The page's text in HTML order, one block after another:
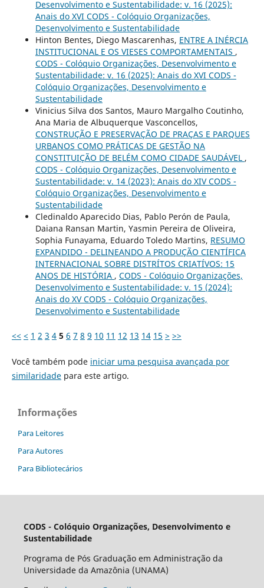
Desenvolvimento e Sustentabilidade: v. 16 (2025):
Anais do XVI CODS - Colóquio Organizações,
Desenvolvimento e Sustentabilidade
Hinton Bentes, Diego Mascarenhas, ENTRE A INÉRCIA
INSTITUCIONAL E OS VIESES COMPORTAMENTAIS ,
CODS - Colóquio Organizações, Desenvolvimento e
Sustentabilidade: v. 16 (2025): Anais do XVI CODS -
Colóquio Organizações, Desenvolvimento e
Sustentabilidade
Vinicius Silva dos Santos, Mauro Margalho Coutinho,
Ana Maria de Albuquerque Vasconcellos,
CONSTRUÇÃO E PRESERVAÇÃO DE PRAÇAS E PARQUES
URBANOS COMO PRÁTICAS DE GESTÃO NA
CONSTITUIÇÃO DE BELÉM COMO CIDADE SAUDÁVEL ,
CODS - Colóquio Organizações, Desenvolvimento e
Sustentabilidade: v. 14 (2023): Anais do XIV CODS -
Colóquio Organizações, Desenvolvimento e
Sustentabilidade
Cledinaldo Aparecido Dias, Pablo Perón de Paula,
Daiana Ransan Martin, Yasmin Pereira de Oliveira,
Sophia Funayama, Eduardo Toledo Martins, RESUMO
EXPANDIDO - DELINEANDO A PRODUÇÃO CIENTÍFICA
INTERNACIONAL SOBRE DISTRÍTOS CRIATÍVOS: 15
ANOS DE HISTÓRIA , CODS - Colóquio Organizações,
Desenvolvimento e Sustentabilidade: v. 15 (2024):
Anais do XV CODS - Colóquio Organizações,
Desenvolvimento e Sustentabilidade
<< < 1 2 3 4 5 6 7 8 9 10 11 12 13 14 15 > >>
Você também pode iniciar uma pesquisa avançada por
similaridadepara este artigo.
Informações
Para Leitores
Para Autores
Para Bibliotecários
CODS - Colóquio Organizações, Desenvolvimento e
Sustentabilidade
Programa de Pós Graduação em Administração da
Universidade da Amazônia (UNAMA)